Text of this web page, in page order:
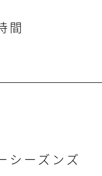
間
シーズンズ